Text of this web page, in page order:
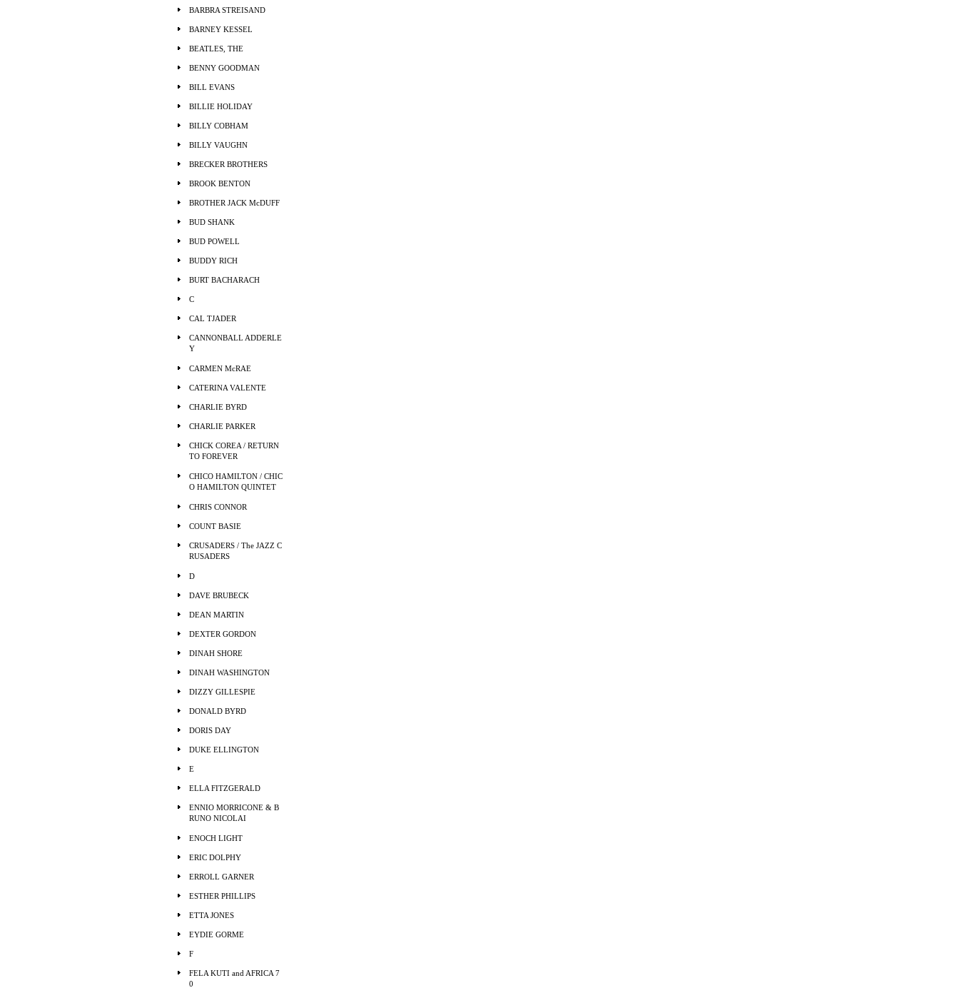
BARBRA STREISAND
BARNEY KESSEL
BEATLES, THE
BENNY GOODMAN
BILL EVANS
BILLIE HOLIDAY
BILLY COBHAM
BILLY VAUGHN
BRECKER BROTHERS
BROOK BENTON
BROTHER JACK McDUFF
BUD SHANK
BUD POWELL
BUDDY RICH
BURT BACHARACH
C
CAL TJADER
CANNONBALL ADDERLE
Y
CARMEN McRAE
CATERINA VALENTE
CHARLIE BYRD
CHARLIE PARKER
CHICK COREA / RETURN
TO FOREVER
CHICO HAMILTON / CHIC
O HAMILTON QUINTET
CHRIS CONNOR
COUNT BASIE
CRUSADERS / The JAZZ C
RUSADERS
D
DAVE BRUBECK
DEAN MARTIN
DEXTER GORDON
DINAH SHORE
DINAH WASHINGTON
DIZZY GILLESPIE
DONALD BYRD
DORIS DAY
DUKE ELLINGTON
E
ELLA FITZGERALD
ENNIO MORRICONE & B
RUNO NICOLAI
ENOCH LIGHT
ERIC DOLPHY
ERROLL GARNER
ESTHER PHILLIPS
ETTA JONES
EYDIE GORME
F
FELA KUTI and AFRICA 7
0